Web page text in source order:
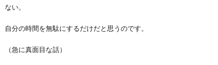
ない。
自分の時間を無駄にするだけだと思うのです。
（急に真面目な話）